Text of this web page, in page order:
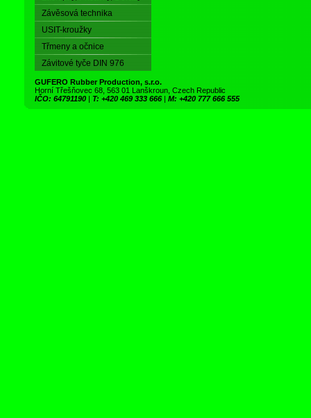
Závěsová technika
USIT-kroužky
Třmeny a očnice
Závitové tyče DIN 976
GUFERO Rubber Production, s.r.o.
Horní Třešňovec 68, 563 01 Lanškroun, Czech Republic
IČO: 64791190 | T: +420 469 333 666 | M: +420 777 666 555